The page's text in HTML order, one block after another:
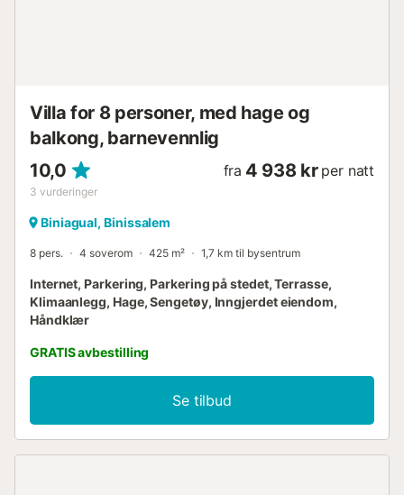
Villa for 8 personer, med hage og
balkong, barnevennlig
10,0
3 vurderinger
fra 4 938 kr per natt
Biniagual, Binissalem
8 pers. 4 soverom 425 m² 1,7 km til bysentrum
Internet, Parkering, Parkering på stedet, Terrasse,
Klimaanlegg, Hage, Sengetøy, Inngjerdet eiendom,
Håndklær
GRATIS avbestilling
Se tilbud